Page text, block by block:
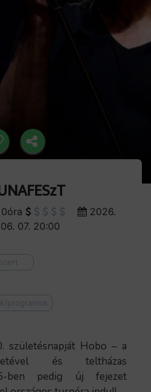
0óra
2026.
07. 20:00
programok
születésnapját Hobo – a
és teltházas
ben pedig új fejezet